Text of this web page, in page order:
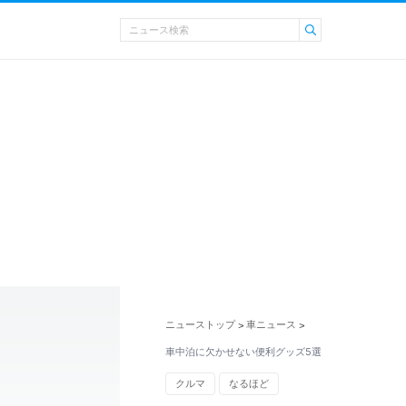
ニューストップ > 車ニュース >
車中泊に欠かせない便利グッズ5選
クルマ なるほど